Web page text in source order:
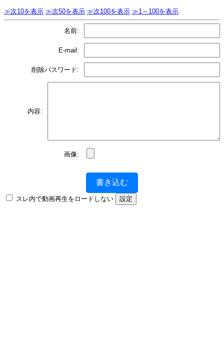
≫次10を表示 ≫次50を表示 ≫次100を表示 ≫1～100を表示
名前:
E-mail:
削除パスワード:
内容:
画像:
書き込む
スレ内で動画再生をロードしない